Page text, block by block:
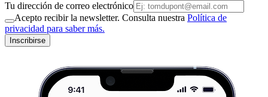
Tu dirección de correo electrónico
Acepto recibir la newsletter. Consulta nuestra Política de
privacidad para saber más.
Inscribirse